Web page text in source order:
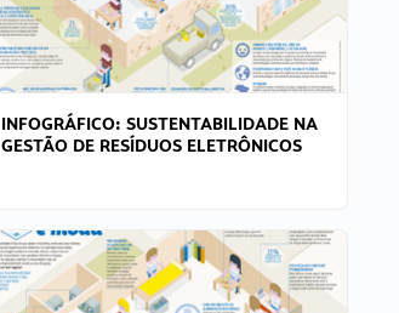
INFOGRÁFICO: SUSTENTABILIDADE NA
GESTÃO DE RESÍDUOS ELETRÔNICOS